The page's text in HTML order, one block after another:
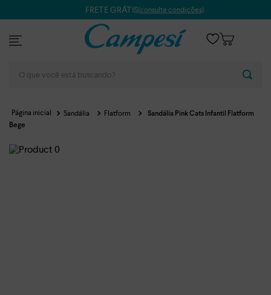
FRETE GRÁTIS(consulte condições)
Sandália Flatform
Sandália Pink Cats Infantil Flatform
Bege